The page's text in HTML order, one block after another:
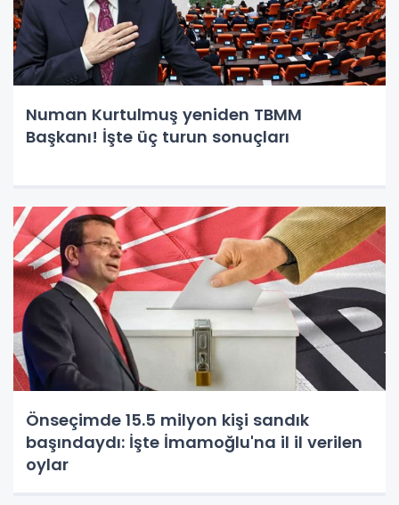
Numan Kurtulmuş yeniden TBMM
Başkanı! İşte üç turun sonuçları
Önseçimde 15.5 milyon kişi sandık
başındaydı: İşte İmamoğlu'na il il verilen
oylar